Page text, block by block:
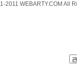
2011 WEBARTY.COM All